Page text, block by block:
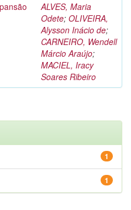
ALVES, Maria
Odete; OLIVEIRA,
Alysson Inácio de;
CARNEIRO, Wendell
Márcio Araújo;
MACIEL, Iracy
Soares Ribeiro
1
1